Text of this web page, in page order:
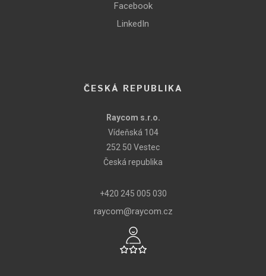
Facebook
LinkedIn
ČESKÁ REPUBLIKA
Raycom s.r.o.
Vídeňská 104
252 50 Vestec
Česká republika
+420 245 005 030
raycom@raycom.cz